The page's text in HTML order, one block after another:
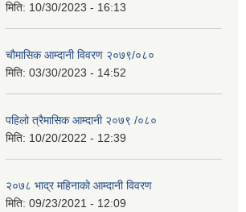
मिति: 10/30/2023 - 16:13
चौमासिक आम्दानी विवरण २०७९/०८०
मिति: 03/30/2023 - 14:52
पहिलो त्रैमासिक आम्दानी २०७९ /०८०
मिति: 10/20/2022 - 12:39
२०७८ भाद्र महिनाकाे आम्दानी विवरण
मिति: 09/23/2021 - 12:09